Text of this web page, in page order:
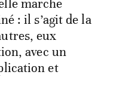
marche
: il s’agit de la
eux
avec un
et